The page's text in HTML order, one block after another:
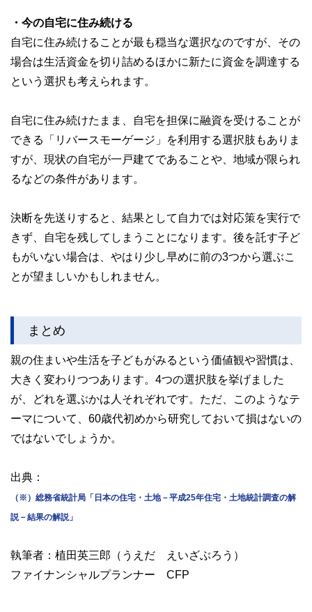
・今の自宅に住み続ける
自宅に住み続けることが最も穏当な選択なのですが、その
場合は生活資金を切り詰めるほかに新たに資金を調達する
という選択も考えられます。
自宅に住み続けたまま、自宅を担保に融資を受けることが
できる「リバースモーゲージ」を利用する選択肢もありま
すが、現状の自宅が一戸建てであることや、地域が限られ
るなどの条件があります。
決断を先送りすると、結果として自力では対応策を実行で
きず、自宅を残してしまうことになります。後を託す子ど
もがいない場合は、やはり少し早めに前の3つから選ぶこ
とが望ましいかもしれません。
まとめ
親の住まいや生活を子どもがみるという価値観や習慣は、
大きく変わりつつあります。4つの選択肢を挙げました
が、どれを選ぶかは人それぞれです。ただ、このようなテ
ーマについて、60歳代初めから研究しておいて損はないの
ではないでしょうか。
出典：
（※）総務省統計局「日本の住宅・土地－平成25年住宅・土地統計調査の解
説－結果の解説」
執筆者：植田英三郎（うえだ えいざぶろう）
ファイナンシャルプランナー CFP